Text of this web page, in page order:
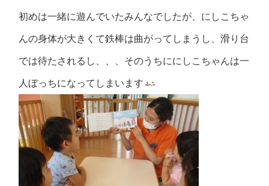
初めは一緒に遊んでいたみんなでしたが、にしこちゃ
んの身体が大きくて鉄棒は曲がってしまうし、滑り台
では待たされるし、、、そのうちににしこちゃんは一
人ぼっちになってしまいます